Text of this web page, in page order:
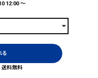
12:00〜
る
送料無料